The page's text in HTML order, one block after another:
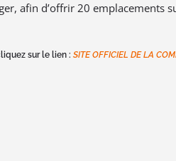
afin d’offrir 20 emplacements
sur le lien : SITE OFFICIEL DE LA